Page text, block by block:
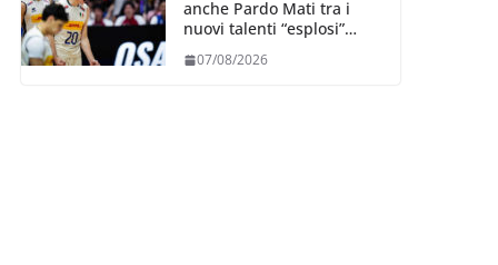
anche Pardo Mati tra i
nuovi talenti “esplosi”
Volleyball World
07/08/2026